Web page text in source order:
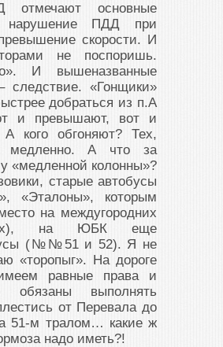
основные
нарушение ПДД при
скорости. И
не поспоришь.
И вышеназванные
следствие. «Гонщики»
добраться из п.А
и превышают, вот и
А кого обгоняют? Тех,
медленно. А что за
у «медленной колонны»?
старые автобусы
«Эталоны», которым
на междугородних
на ЮБК еще
(№№51 и 52). Я не
«торопыг». На дороге
равные права и
обязаны выполнять
от Перевала до
51-м тралом… какие ж
надо иметь?!